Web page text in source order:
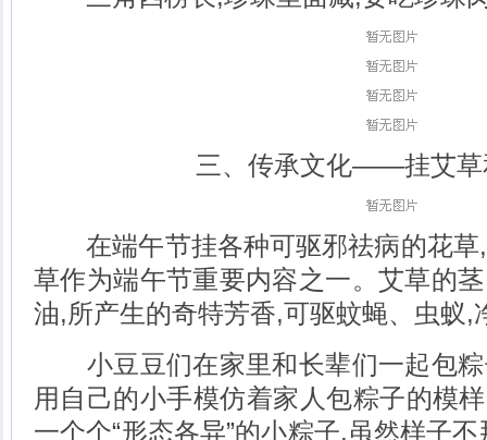
三、传承文化——挂艾草
在端午节挂各种可驱邪祛病的花草,
草作为端午节重要内容之一。艾草的
油,所产生的奇特芳香,可驱蚊蝇、虫蚁,
小豆豆们在家里和长辈们一起包粽
用自己的小手模仿着家人包粽子的模
一个个“形态各异”的小粽子,虽然样子